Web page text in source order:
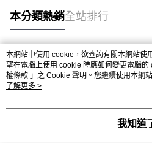
本分類熱銷全站排行
熱門標籤
本網站中使用 cookie，欲查詢有關本網站使
望在電腦上使用 cookie 時應如何變更電腦的
權條款 」之 Cookie 聲明。您繼續使用本網
用條款之 Cookie 聲明使用 cookie。
了解更多 >
我知道